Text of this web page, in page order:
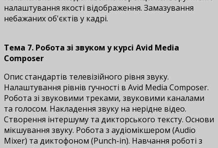
налаштування якості відображення. Замазування
небажаних об'єктів у кадрі.
Тема 7. Робота зі звуком у курсі Avid Media
Composer
Опис стандартів телевізійного рівня звуку.
Налаштування рівнів гучності в Avid Media Composer.
Робота зі звуковими треками, звуковими каналами
та голосом. Накладення звуку на нерідне відео.
Створення інтершуму та дикторського тексту. Основи
мікшування звуку. Робота з аудіомікшером (Audio
Mixer) та диктофоном (Punch-in). Навчання роботі з